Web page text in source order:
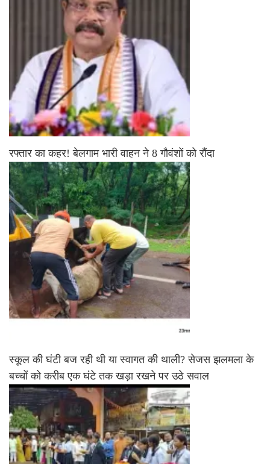
रफ्तार का कहर! बेलगाम भारी वाहन ने 8 गौवंशों को रौंदा
स्कूल की घंटी बज रही थी या स्वागत की थाली? सेजस झलमला के
बच्चों को करीब एक घंटे तक खड़ा रखने पर उठे सवाल